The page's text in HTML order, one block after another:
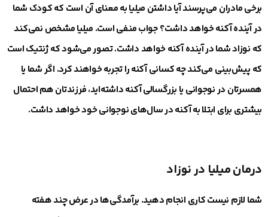
برخی مادران می‌پرسند آیا داشتن میلیا به معنای آن است که کودک شما
در آینده آکنه خواهد داشت؟ جواب منفی است. میلیا مشخص نمی‌کند
که نوزاد شما در آینده آکنه خواهد داشت. تصور می‌شود که ژنتیک است
که پیش‌بینی می‌کند چه کسانی آکنه را تجربه خواهند کرد. اگر شما یا
همسرتان در نوجوانی یا بزرگسالی آکنه داشته‌اید، فرزندتان هم احتمال
بیشتری برای ابتلا به آکنه در سال‌های نوجوانی خود خواهد داشت.
درمان میلیا در نوزاد
شما لازم نیست کاری انجام دهید. برآمدگی‌ها در عرض چند هفته